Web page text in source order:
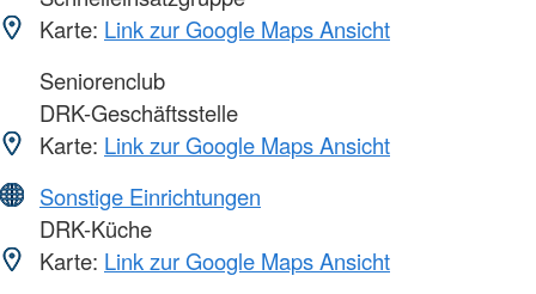
Karte: Link zur Google Maps Ansicht
Seniorenclub
DRK-Geschäftsstelle
Karte: Link zur Google Maps Ansicht
Sonstige Einrichtungen
DRK-Küche
Karte: Link zur Google Maps Ansicht